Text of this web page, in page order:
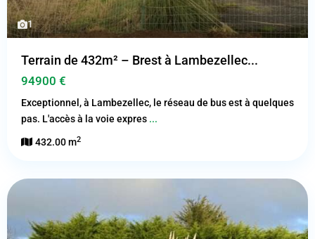
1
Terrain de 432m² – Brest à Lambezellec...
94900 €
Exceptionnel, à Lambezellec, le réseau de bus est à quelques
pas. L'accès à la voie expres ...
432.00 m2